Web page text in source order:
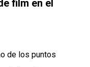
film en el
de los puntos